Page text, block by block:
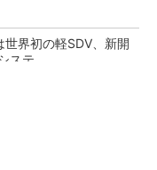
世界初の軽SDV、新開
ステ...